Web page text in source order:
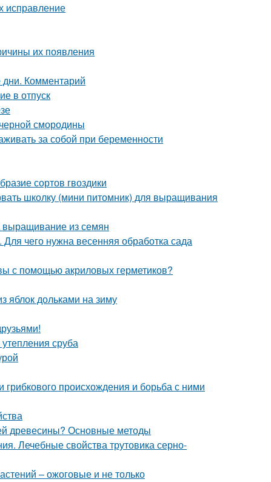
исправление
их появления
Комментарий
в отпуск
смородины
за собой при беременности
сортов гвоздики
школку (мини питомник) для выращивания
выращивание из семян
чего нужна весенняя обработка сада
с помощью акриловых герметиков?
яблок дольками на зиму
сруба
происхождения и борьба с ними
древесины? Основные методы
Лечебные свойства трутовика серно-
– ожоговые и не только